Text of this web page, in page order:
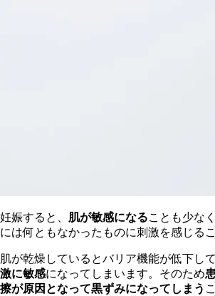
妊娠すると、 肌が敏感になることも少な
には何ともなかったものに刺激を感じる
肌が乾燥しているとバリア機能が低下し
激に敏感になってしまいます。そのため
擦が原因となって黒ずみになってしまう